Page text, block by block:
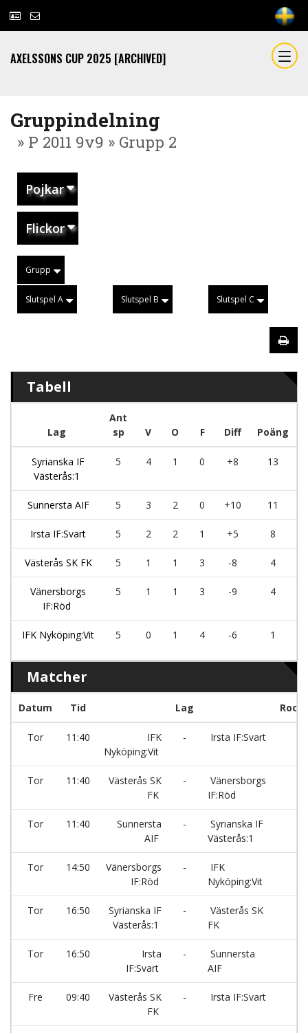
AXELSSONS CUP 2025 [ARCHIVED]
Gruppindelning
» P 2011 9v9 » Grupp 2
Pojkar
Flickor
Grupp
Slutspel A Slutspel B Slutspel C
Tabell
Lag
Ant
sp
V O F Diff Poäng
Syrianska IF
Västerås:1
5 4 1 0 +8 13
Sunnersta AIF 5 3 2 0 +10 11
Irsta IF:Svart 5 2 2 1 +5 8
Västerås SK FK 5 1 1 3 -8 4
Vänersborgs
IF:Röd
5 1 1 3 -9 4
IFK Nyköping:Vit 5 0 1 4 -6 1
Matcher
Datum Tid Lag
Tor 11:40
IFK
Nyköping:Vit
- Irsta IF:Svart
Tor 11:40
Västerås SK
FK
-
Vänersborgs
IF:Röd
Tor 11:40
Sunnersta
AIF
-
Syrianska IF
Västerås:1
Tor 14:50
Vänersborgs
IF:Röd
-
IFK
Nyköping:Vit
Tor 16:50
Syrianska IF
Västerås:1
-
Västerås SK
FK
Tor 16:50
Irsta
IF:Svart
-
Sunnersta
AIF
Fre 09:40
Västerås SK
FK
- Irsta IF:Svart